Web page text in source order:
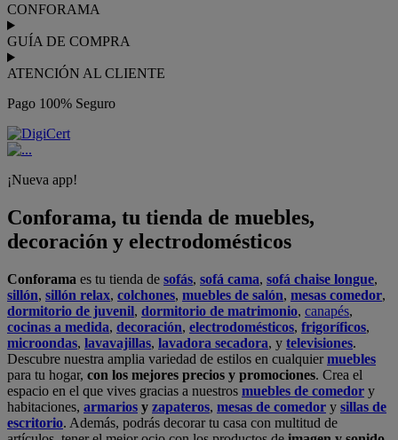
CONFORAMA
GUÍA DE COMPRA
ATENCIÓN AL CLIENTE
Pago 100% Seguro
¡Nueva app!
Conforama, tu tienda de muebles,
decoración y electrodomésticos
Conforama es tu tienda de sofás, sofá cama, sofá chaise longue,
sillón, sillón relax, colchones, muebles de salón, mesas comedor,
dormitorio de juvenil, dormitorio de matrimonio, canapés,
cocinas a medida, decoración, electrodomésticos, frigoríficos,
microondas, lavavajillas, lavadora secadora, y televisiones.
Descubre nuestra amplia variedad de estilos en cualquiermuebles
para tu hogar, con los mejores precios y promociones. Crea el
espacio en el que vives gracias a nuestros muebles de comedor y
habitaciones, armarios y zapateros, mesas de comedor y sillas de
escritorio. Además, podrás decorar tu casa con multitud de